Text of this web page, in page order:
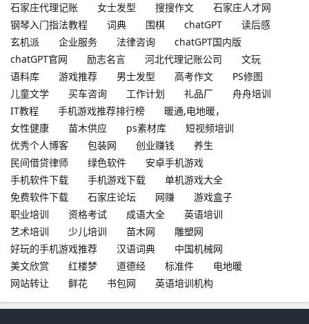
石家庄代理记账
女士发型 搜搜作文
石家庄人才网
钢琴入门指法教程
词典 围棋 chatGPT
读后感
玄机派
企业服务 法律咨询
chatGPT国内版
chatGPT官网
励志名言 河北代理记账公司
文玩
语料库
游戏推荐 男士发型 高考作文
PS修图
儿童文学
买车咨询 工作计划 礼品厂
舟舟培训
IT教程
手机游戏推荐排行榜
暖通,电地暖，
女性健康
苗木供应 ps素材库
短视频培训
优秀个人博客
包装网 创业赚钱
养生
民间借贷律师
绿色软件
安卓手机游戏
手机软件下载
手机游戏下载
单机游戏大全
免费软件下载
石家庄论坛 网赚
游戏盒子
职业培训
资格考试 成语大全
英语培训
艺术培训
少儿培训 苗木网
雕塑网
好玩的手机游戏推荐
汉语词典
中国机械网
美文欣赏
红楼梦 道德经 标准件
电地暖
网站转让
鲜花 书包网 英语培训机构